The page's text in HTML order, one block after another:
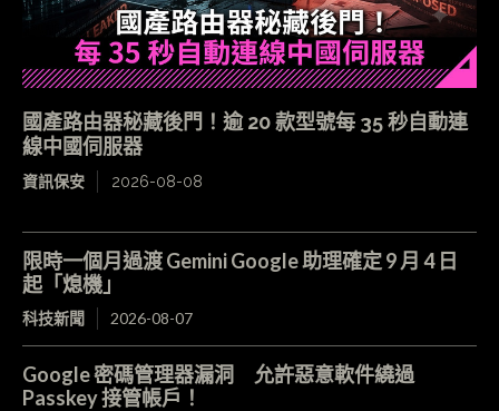
國產路由器秘藏後門！逾 20 款型號每 35 秒自動連
線中國伺服器
資訊保安 2026-08-08
限時一個月過渡 Gemini Google 助理確定 9 月 4 日
起「熄機」
科技新聞 2026-08-07
Google 密碼管理器漏洞 允許惡意軟件繞過
Passkey 接管帳戶！